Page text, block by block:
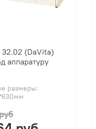
32.02 (DaVita)
аппаратуру
размеры: